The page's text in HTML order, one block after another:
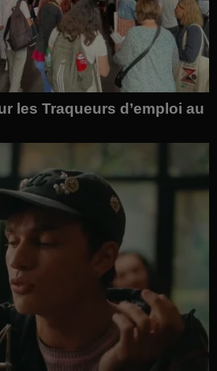
les Traqueurs d’emploi au